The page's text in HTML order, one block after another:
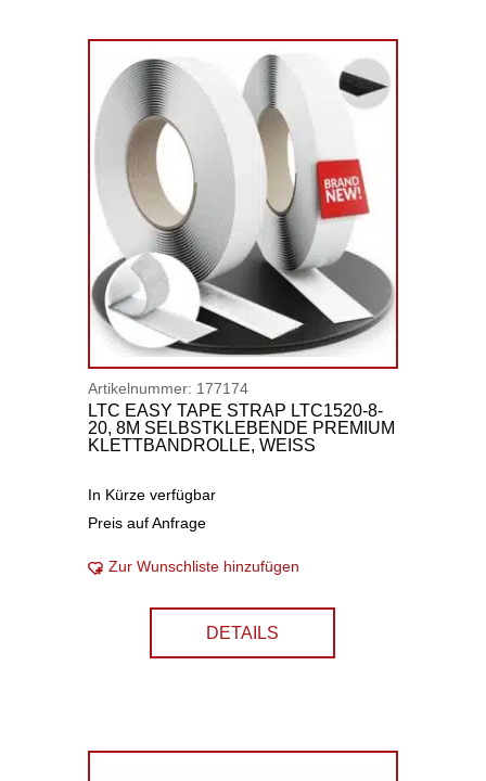
Artikelnummer: 177174
LTC EASY TAPE STRAP LTC1520-8-
20, 8M SELBSTKLEBENDE PREMIUM
KLETTBANDROLLE, WEISS
In Kürze verfügbar
Preis auf Anfrage
Zur Wunschliste hinzufügen
DETAILS